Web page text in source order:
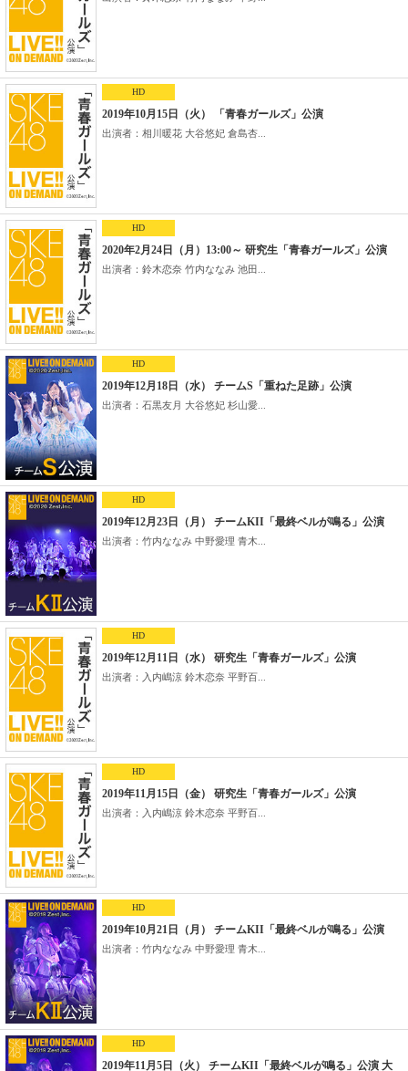
HD
2019年10月15日（火） 「青春ガールズ」公演
出演者：相川暖花 大谷悠妃 倉島杏...
HD
2020年2月24日（月）13:00～ 研究生「青春ガールズ」公演
出演者：鈴木恋奈 竹内ななみ 池田...
HD
2019年12月18日（水） チームS「重ねた足跡」公演
出演者：石黒友月 大谷悠妃 杉山愛...
HD
2019年12月23日（月） チームKII「最終ベルが鳴る」公演
出演者：竹内ななみ 中野愛理 青木...
HD
2019年12月11日（水） 研究生「青春ガールズ」公演
出演者：入内嶋涼 鈴木恋奈 平野百...
HD
2019年11月15日（金） 研究生「青春ガールズ」公演
出演者：入内嶋涼 鈴木恋奈 平野百...
HD
2019年10月21日（月） チームKII「最終ベルが鳴る」公演
出演者：竹内ななみ 中野愛理 青木...
HD
2019年11月5日（火） チームKII「最終ベルが鳴る」公演 大